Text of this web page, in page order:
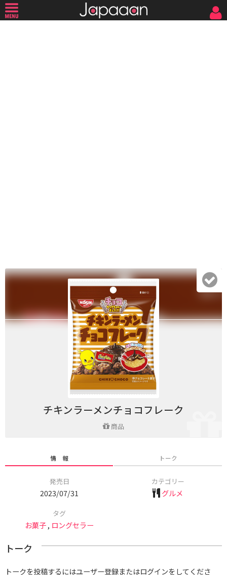
チキンラーメンチョコフレーク
商品
情 報 トーク
発売日
2023/07/31
カテゴリー
グルメ
タグ
お菓子, ロングセラー
トーク
トークを投稿するにはユーザー登録またはログインをしてくださ